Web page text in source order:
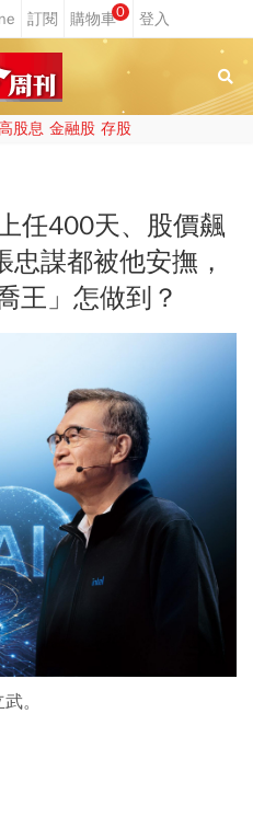
0
股息 金融股 存股
任400天、股價飆
謀都被他安撫，
王」怎做到？
。